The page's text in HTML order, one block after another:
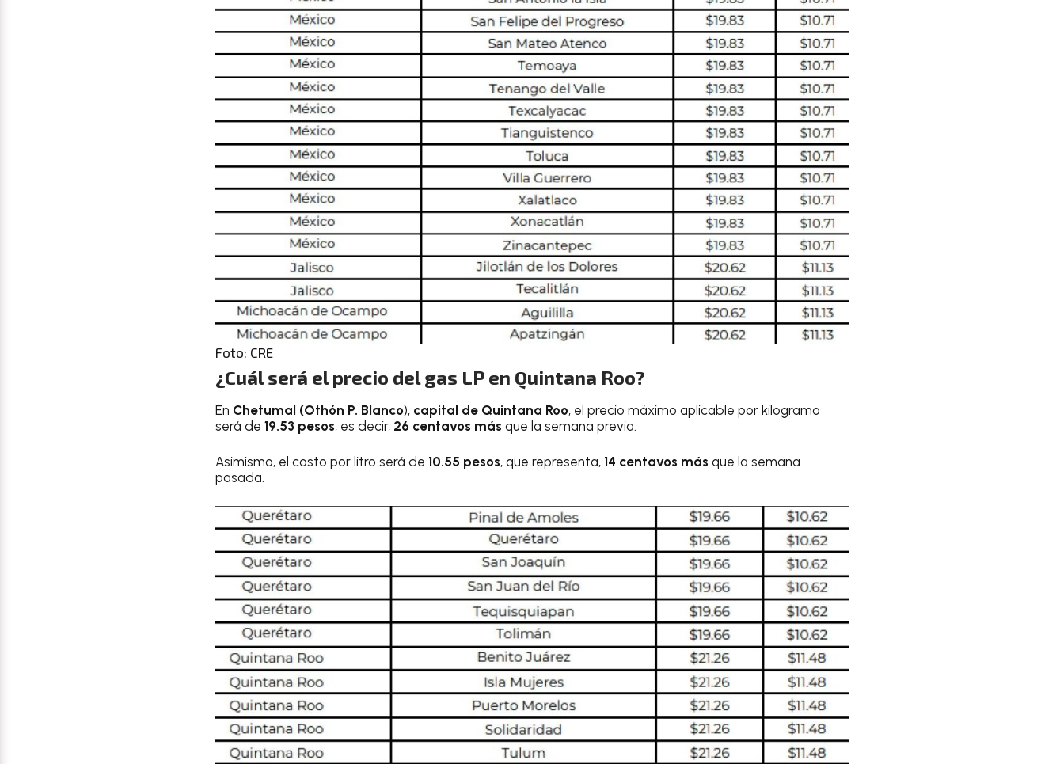
Foto: CRE
¿Cuál será el precio del gas LP en Quintana Roo?
En Chetumal (Othón P. Blanco), capital de Quintana Roo, el precio máximo aplicable por kilogramo
será de 19.53 pesos, es decir, 26 centavos más que la semana previa.
Asimismo, el costo por litro será de 10.55 pesos, que representa, 14 centavos más que la semana
pasada.